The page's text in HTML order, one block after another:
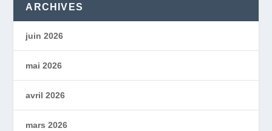
ARCHIVES
juin 2026
mai 2026
avril 2026
mars 2026